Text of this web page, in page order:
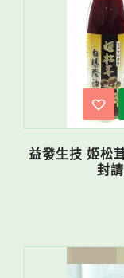
益發生技 姬松
封